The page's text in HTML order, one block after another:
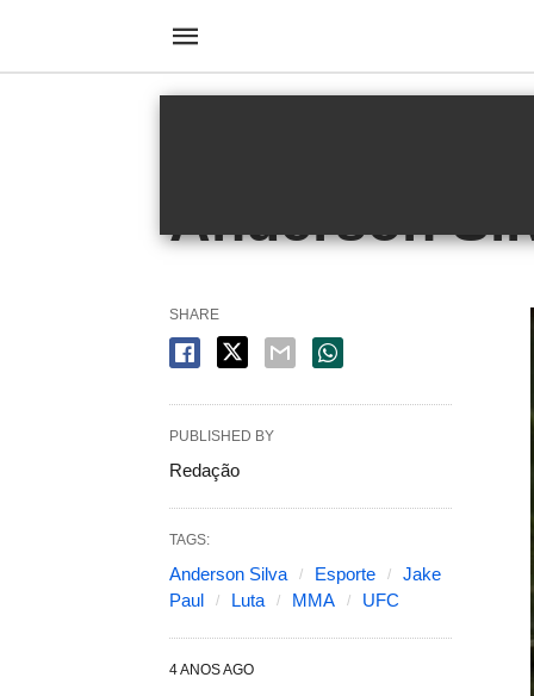
Anderson
SHARE
PUBLISHED BY
Redação
TAGS:
Anderson Silva Esporte
Jake
Paul
Luta MMA UFC
4 ANOS AGO